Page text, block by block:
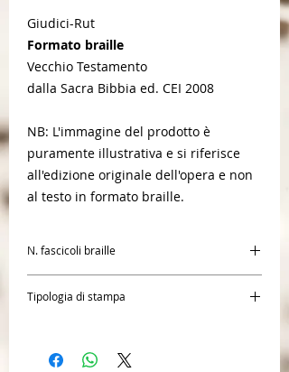
Giudici-Rut
Formato braille
Vecchio Testamento
dalla Sacra Bibbia ed. CEI 2008
NB: L'immagine del prodotto è
puramente illustrativa e si riferisce
all'edizione originale dell'opera e non
al testo in formato braille.
N. fascicoli braille
Tipologia di stampa